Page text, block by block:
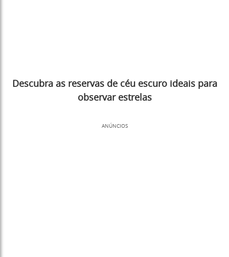
Descubra as reservas de céu escuro ideais para
observar estrelas
ANÚNCIOS